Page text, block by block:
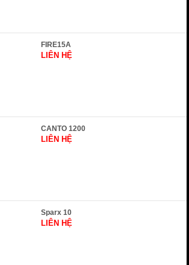
FIRE15A
LIÊN HỆ
CANTO 1200
LIÊN HỆ
Sparx 10
LIÊN HỆ